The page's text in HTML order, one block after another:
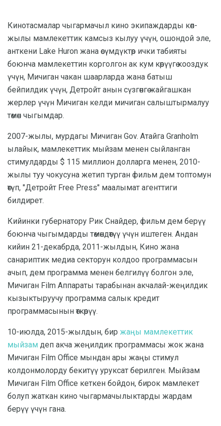
Кинотасмалар чыгармачыл кино экипаждарды көп-
жылы мамлекеттик камсыз кылуу үчүн, ошондой эле,
анткени Lake Huron жана өсүмдүктөр ички табияты
боюнча мамлекеттин корголгон ак кум көрүүгө кооздук
үчүн, Мичиган чакан шаарларда жана батыш
бейпилдик үчүн, Детройт анын сүзгөнгө жайгашкан
жерлер үчүн Мичиган келди мичиган салыштырмалуу
төмөн чыгымдар.
2007-жылы, мурдагы Мичиган Gov. Атайга Granholm
ылайык, мамлекеттик мыйзам менен сыйланган
стимулдарды $ 115 миллион долларга менен, 2010-
жылы туу чокусуна жетип турган фильм дем топтомун
өтүп, "Детройт Free Press" маалымат агенттиги
билдирет.
Кийинки губернатору Рик Снайдер, фильм дем берүү
боюнча чыгымдарды төмөндөтүү үчүн иштеген. Андан
кийин 21-декабрда, 2011-жылдын, Кино жана
санариптик медиа секторун колдоо программасын
ачып, дем программа менен белгилүү болгон эле,
Мичиган Film Аппараты тарабынан акчалай-жеңилдик
кызыктыруучу программа салык кредит
программасынын өткөрүү.
10-июлда, 2015-жылдын, бир жаңы мамлекеттик
мыйзам деп акча жеңилдик программасы жок жана
Мичиган Film Office мындан ары жаңы стимул
колдонмолорду бекитүү уруксат берилген. Мыйзам
Мичиган Film Office кеткен бойдон, бирок мамлекет
болуп жаткан кино чыгармачылыктарды жардам
берүү үчүн гана.